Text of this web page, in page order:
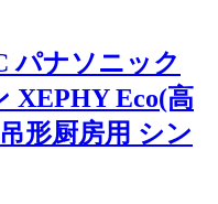
パナソニック
XEPHY Eco(高
形厨房用 シン